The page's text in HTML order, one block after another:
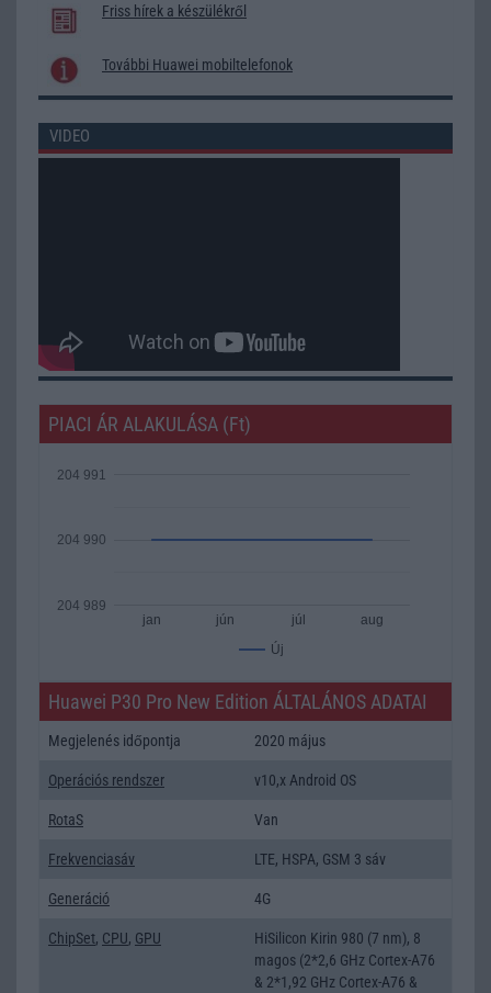
Friss hírek a készülékről
További Huawei mobiltelefonok
VIDEO
PIACI ÁR ALAKULÁSA (Ft)
Új
jan jún júl aug
204 989
204 990
204 991
Huawei P30 Pro New Edition ÁLTALÁNOS ADATAI
Megjelenés időpontja 2020 május
Operációs rendszer v10,x Android OS
RotaS Van
Frekvenciasáv LTE, HSPA, GSM 3 sáv
Generáció 4G
ChipSet, CPU, GPU
HiSilicon Kirin 980 (7 nm), 8
magos (2*2,6 GHz Cortex-A76
& 2*1,92 GHz Cortex-A76 &